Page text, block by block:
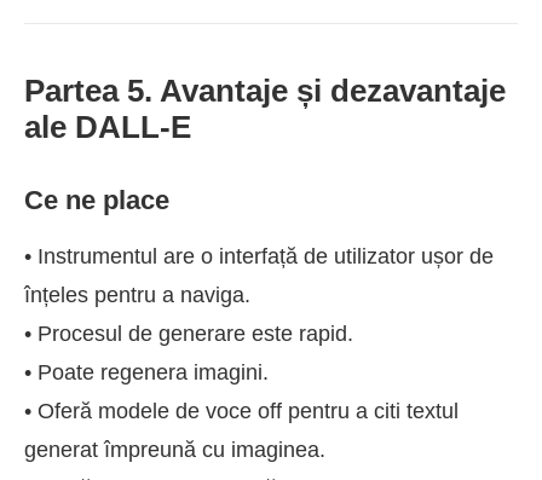
Partea 5. Avantaje și dezavantaje
ale DALL-E
Ce ne place
• Instrumentul are o interfață de utilizator ușor de
înțeles pentru a naviga.
• Procesul de generare este rapid.
• Poate regenera imagini.
• Oferă modele de voce off pentru a citi textul
generat împreună cu imaginea.